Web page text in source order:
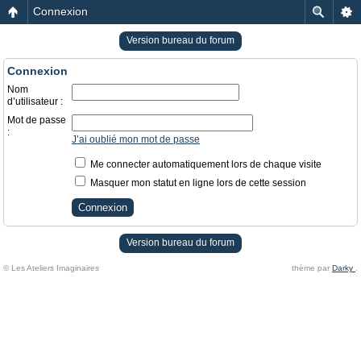
Connexion
Version bureau du forum
Connexion
Nom
d’utilisateur :
Mot de passe
:
J’ai oublié mon mot de passe
Me connecter automatiquement lors de chaque visite
Masquer mon statut en ligne lors de cette session
Version bureau du forum
© Les Ateliers Imaginaires thème par Darky